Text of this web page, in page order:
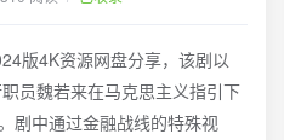
版4K资源网盘分享，该剧以
员魏若来在马克思主义指引下
剧中通过金融战线的特殊视